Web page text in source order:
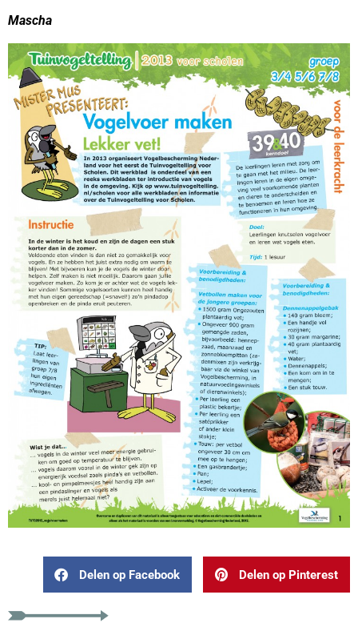
Mascha
Delen op Facebook Delen op Pinterest